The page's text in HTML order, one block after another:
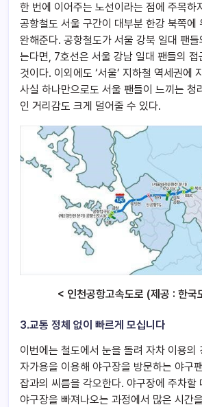
한 번에 이어주는 노선이라는 점에 주목하
공항철도 서울 구간이 대부분 한강 북쪽에
완해준다. 공항철도가 서울 강북 일대 팬
는다면, 7호선은 서울 강남 일대 팬들의 접
것이다. 이외에도 ‘서울’ 지하철 역세권에
사실 하나만으로도 서울 팬들이 느끼는 청
인 거리감도 크게 덜어줄 수 있다.
< 인천공항고속도로 (제공 : 한국
3.교통 정체 없이 빠르게 모십니다
이번에는 철도에서 눈을 돌려 자차 이용의
자가용을 이용해 야구장을 방문하는 야구
잡과의 씨름을 각오한다. 야구장에 주차할
야구장을 빠져나오는 과정에서 많은 시간